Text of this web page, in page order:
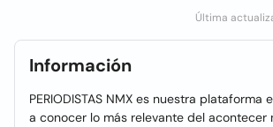
Última
Información
PERIODISTAS NMX es nuestra plataforma
a conocer lo más relevante del acontecer